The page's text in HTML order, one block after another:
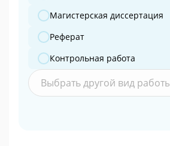
Магистерская диссертация
Реферат
Контрольная работа
Выбрать другой вид